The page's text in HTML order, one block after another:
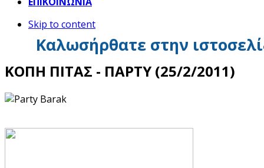
Skip to content
Καλωσήρθατε στην
ΚΟΠΗ ΠΙΤΑΣ - ΠΑΡΤΥ (25/2/2011)